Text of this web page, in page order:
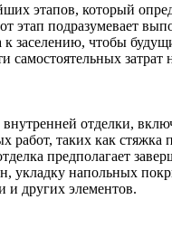
этапов, который
этап подразумевает
к заселению, чтобы
самостоятельных затрат
отделки,
таких как стяжка
предполагает
укладку напольных
и других элементов.